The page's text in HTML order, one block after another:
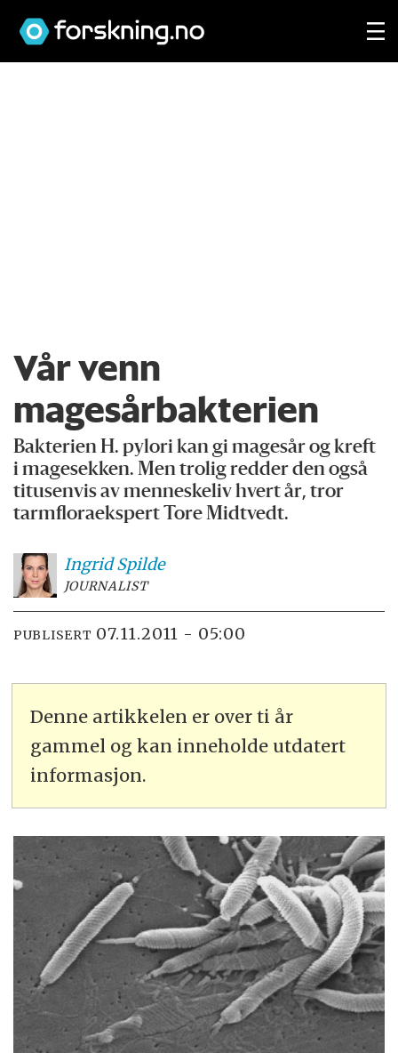
Vår venn
magesårbakterien
Bakterien H. pylori kan gi magesår og kreft
i magesekken. Men trolig redder den også
titusenvis av menneskeliv hvert år, tror
tarmfloraekspert Tore Midtvedt.
Ingrid Spilde
JOURNALIST
PUBLISERT 07.11.2011 - 05:00
Denne artikkelen er over ti år
gammel og kan inneholde utdatert
informasjon.